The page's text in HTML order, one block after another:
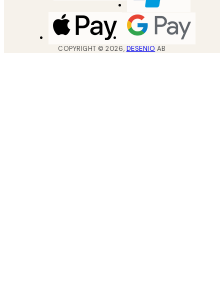
COPYRIGHT ©2026, DESENIO AB